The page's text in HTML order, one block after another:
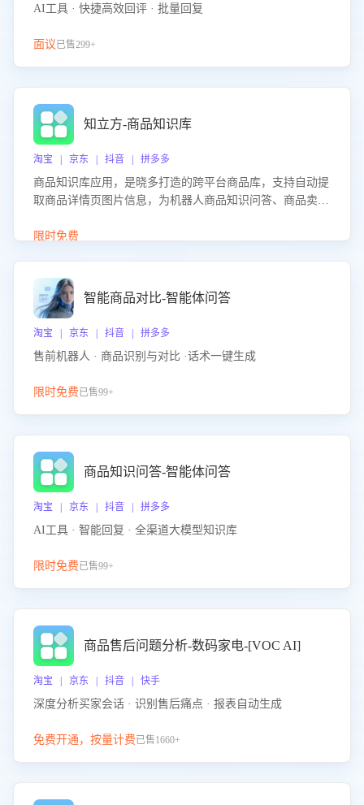
AI工具 · 快捷高效回评 · 批量回复
面议已售299+
知立方-商品知识库
淘宝 | 京东 | 抖音 | 拼多多
商品知识库应用，是晓多打造的跨平台商品库，支持自动提
取商品详情页图片信息，为机器人商品知识问答、商品卖点
限时免费
智能商品对比-智能体问答
淘宝 | 京东 | 抖音 | 拼多多
售前机器人 · 商品识别与对比 ·话术一键生成
限时免费已售99+
商品知识问答-智能体问答
淘宝 | 京东 | 抖音 | 拼多多
AI工具 · 智能回复 · 全渠道大模型知识库
限时免费已售99+
商品售后问题分析-数码家电-[VOC AI]
淘宝 | 京东 | 抖音 | 快手
深度分析买家会话 · 识别售后痛点 · 报表自动生成
免费开通，按量计费已售1660+